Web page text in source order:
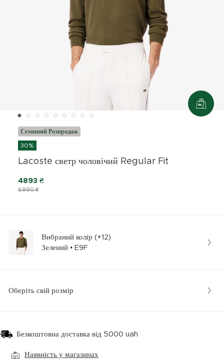
Сезонний Розпродаж
30%
Lacoste светр чоловічий Regular Fit
6990 ₴
4893 ₴
Вибраний колір (+12)
Зелений • E9F
Оберіть свій розмір
Безкоштовна доставка від 5000 uah
Наявність у магазинах